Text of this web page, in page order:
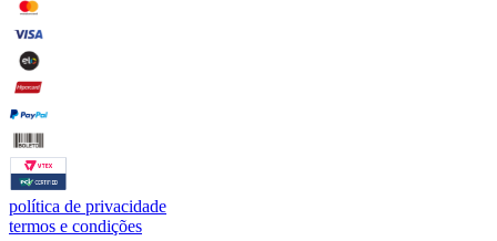
política de privacidade
termos e condições